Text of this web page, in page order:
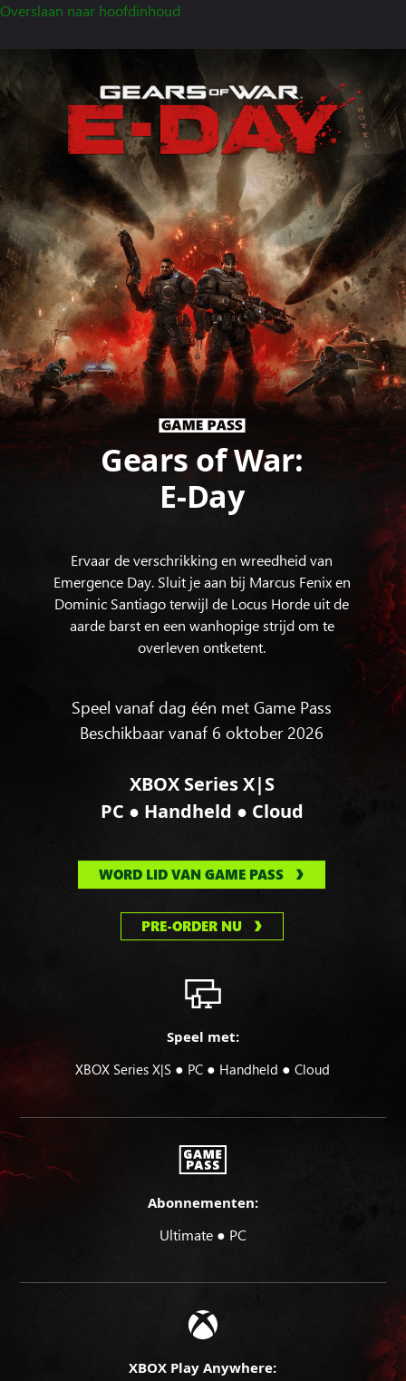
Overslaan naar hoofdinhoud
Gears of War:
E-Day
Ervaar de verschrikking en wreedheid van
Emergence Day. Sluit je aan bij Marcus Fenix en
Dominic Santiago terwijl de Locus Horde uit de
aarde barst en een wanhopige strijd om te
overleven ontketent.
Speel vanaf dag één met Game Pass
Beschikbaar vanaf 6 oktober 2026
XBOX Series X|S
PC ● Handheld ● Cloud
WORD LID VAN GAME PASS
PRE-ORDER NU
Speel met:
XBOX Series X|S ● PC ● Handheld ●Cloud
Abonnementen:
Ultimate ● PC
XBOX Play Anywhere: